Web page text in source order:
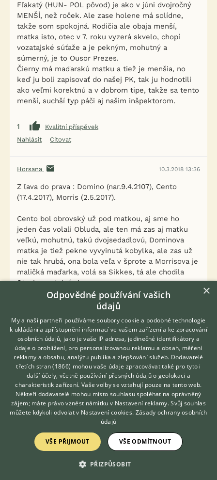
Fľakatý (HUN- POL pôvod) je ako v júni dvojročný
MENŠÍ, než roček. Ale zase holene má solídne,
takže som spokojná. Rodičia ale obaja menší,
matka isto, otec v 7. roku vyzerá skvelo, chopí
vozatajské súťaže a je pekným, mohutný a
súmerný, je to Ousor Prezes.
Čierny má maďarskú matku a tiež je menšia, no
keď ju boli zapisovať do našej PK, tak ju hodnotili
ako veľmi korektnú a v dobrom tipe, takže sa tento
menší, suchší typ páči aj našim inšpektorom.
1
Kvalitní příspěvek
Nahlásit
Citovat
Horsana 10.3.2018 13:36
Z ľava do prava : Domino (nar.9.4.2107), Cento
(17.4.2017), Morris (2.5.2017).
Cento bol obrovský už pod matkou, aj sme ho
jeden čas volali Obluda, ale ten má zas aj matku
veľkú, mohutnú, takú dvojsedadlovú, Dominova
matka je tiež pekne vyvyinutá kobylka, ale zas už
nie tak hrubá, ona bola veľa v šprote a Morrisova je
maličká maďarka, volá sa Sikkes, tá ale chodila
Stezky pod deťmi.
Hledáte zvířecího kamaráda?
Zdarma vám poradí
VETERINÁŘ ONLINE
KONZULTOVAT S
VETERINÁŘEM
×
Odpovědné používání vašich
údajů
My a naši partneři používáme soubory cookie a podobné technologie
k ukládání a zpřístupnění informací ve vašem zařízení a ke zpracování
osobních údajů, jako je vaše IP adresa, jedinečné identifikátory a
údaje o prohlížení, pro personalizovanou reklamu a obsah, měření
reklamy a obsahu, analýzu publika a zlepšování služeb. Dodavatelé
třetích stran (1866) mohou vaše údaje zpracovávat také pro tyto i
další účely, včetně používání přesných údajů o geolokaci a
charakteristik zařízení. Vaše volby se vztahují pouze na tento web.
Někteří dodavatelé mohou místo souhlasu spoléhat na oprávněný
zájem; máte právo vznést námitku v Nastavení reklamy. Svůj souhlas
můžete kdykoli odvolat v Nastavení cookies. Zásady ochrany osobních
údajů
VŠE PŘIJMOUT VŠE ODMÍTNOUT
PŘIZPŮSOBIT